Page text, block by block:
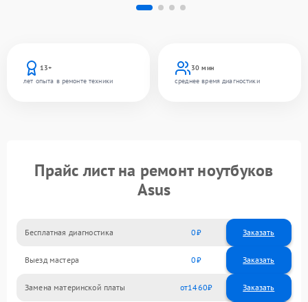
13+
лет опыта в ремонте техники
30 мин
среднее время диагностики
Прайс лист на ремонт ноутбуков
Asus
Бесплатная диагностика 0 Заказать
Выезд мастера 0 Заказать
Замена материнской платы 1460